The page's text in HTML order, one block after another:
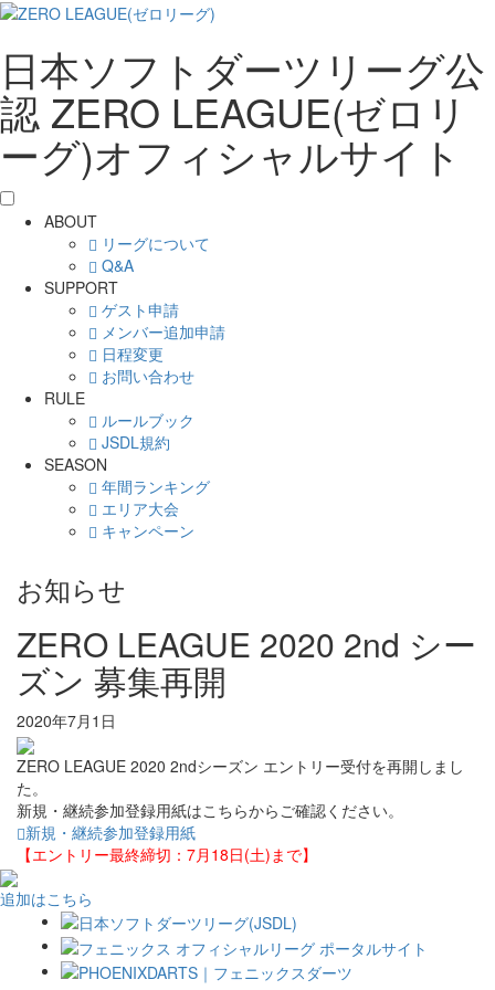
日本ソフトダーツリーグ公
認 ZERO LEAGUE(ゼロリ
ーグ)オフィシャルサイト
ABOUT
リーグについて
Q&A
SUPPORT
ゲスト申請
メンバー追加申請
日程変更
お問い合わせ
RULE
ルールブック
JSDL規約
SEASON
年間ランキング
エリア大会
キャンペーン
お知らせ
ZERO LEAGUE 2020 2nd シー
ズン 募集再開
2020年7月1日
ZERO LEAGUE 2020 2ndシーズン エントリー受付を再開しまし
た。
新規・継続参加登録用紙はこちらからご確認ください。
新規・継続参加登録用紙
【エントリー最終締切：7月18日(土)まで】
追加はこちら